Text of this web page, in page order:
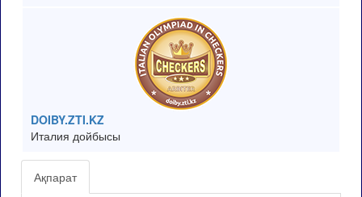
DOIBY.ZTI.KZ
Италия дойбысы
Ақпарат